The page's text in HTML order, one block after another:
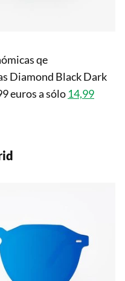
qe
Diamond Black Dark
euros a sólo 14,99